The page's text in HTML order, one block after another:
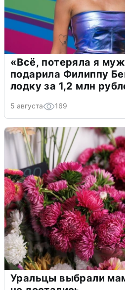
«Всё, потеряла я
подарила Филиппу
лодку за 1,2 млн
5 августа 169
Уральцы выбрали